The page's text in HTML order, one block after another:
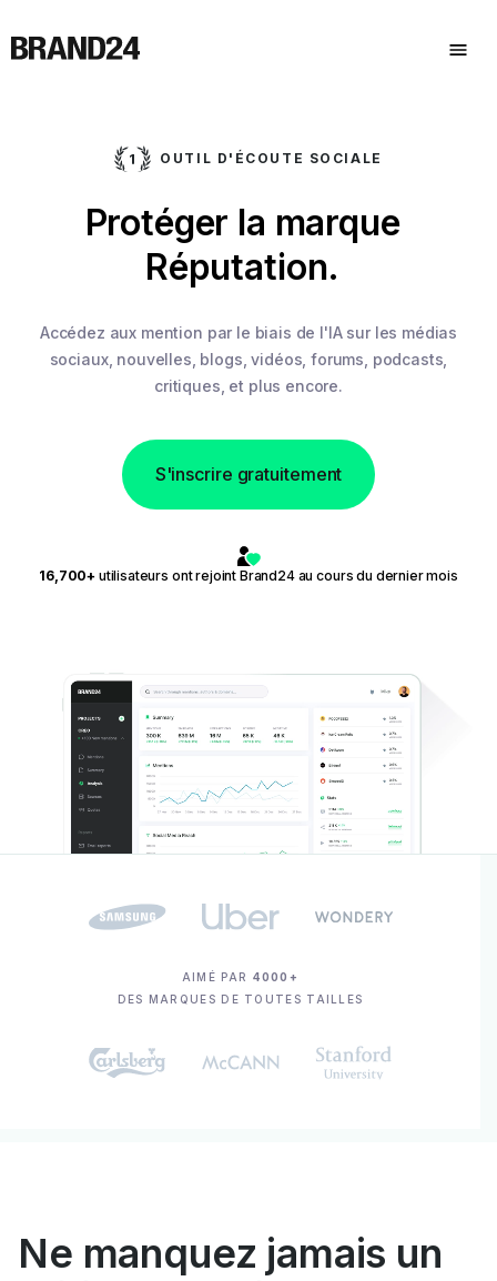
OUTIL D'ÉCOUTE SOCIALE
Protéger la marque
Réputation.
.
Accédez aux mention par le biais de l'IA sur les médias
sociaux, nouvelles, blogs, vidéos, forums, podcasts,
critiques, et plus encore.
S'inscrire gratuitement
16,700+ utilisateurs ont rejoint Brand24 au cours du dernier mois
AIMÉ PAR 4000+
DES MARQUES DE TOUTES TAILLES
Ne manquez jamais un